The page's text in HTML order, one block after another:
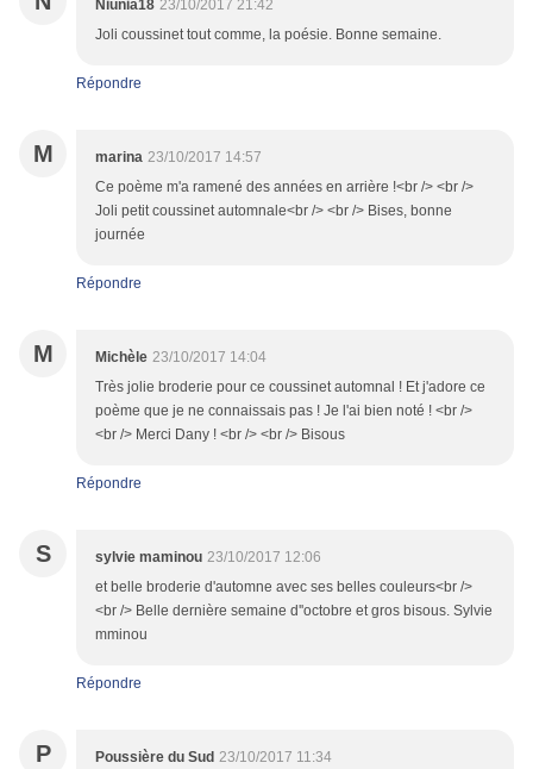
Niunia18 23/10/2017 21:42
Joli coussinet tout comme, la poésie. Bonne semaine.
Répondre
M marina 23/10/2017 14:57
Ce poème m'a ramené des années en arrière !<br /> <br />
Joli petit coussinet automnale<br /> <br /> Bises, bonne
journée
Répondre
M Michèle 23/10/2017 14:04
Très jolie broderie pour ce coussinet automnal ! Et j'adore ce
poème que je ne connaissais pas ! Je l'ai bien noté ! <br />
<br /> Merci Dany ! <br /> <br /> Bisous
Répondre
S sylvie maminou 23/10/2017 12:06
et belle broderie d'automne avec ses belles couleurs<br />
<br /> Belle dernière semaine d''octobre et gros bisous. Sylvie
mminou
Répondre
P Poussière du Sud 23/10/2017 11:34